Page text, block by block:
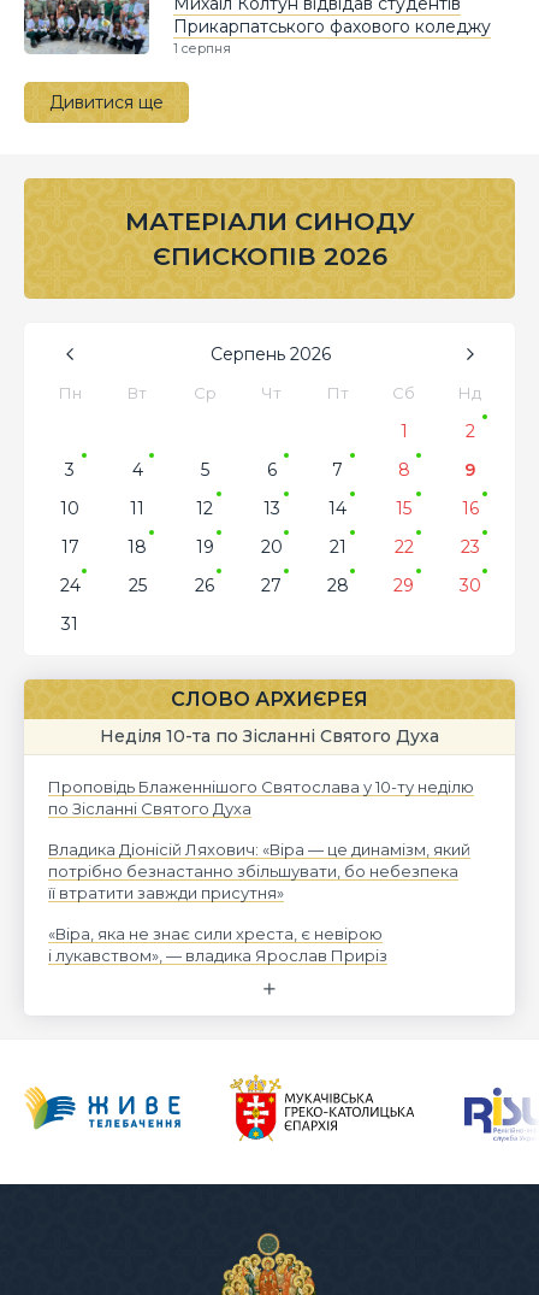
Прикарпатського фахового коледжу
1 серпня
Дивитися ще
МАТЕРІАЛИ СИНОДУ
ЄПИСКОПІВ 2026
Серпень 2026
Пн Вт Ср Чт Пт Сб Нд
1
2
3
4 5 6 7 8
9
10
11 12 13 14 15
16
17
18 19 20 21 22
23
24
25 26 27 28 29
30
31
СЛОВО АРХИЄРЕЯ
Неділя 10-та по Зісланні Святого Духа
Проповідь Блаженнішого Святослава у 10-ту неділю
по Зісланні Святого Духа
Владика Діонісій Ляхович: «Віра — це динамізм, який
потрібно безнастанно збільшувати, бо небезпека
її втратити завжди присутня»
«Віра, яка не знає сили хреста, є невірою
і лукавством», — владика Ярослав Приріз